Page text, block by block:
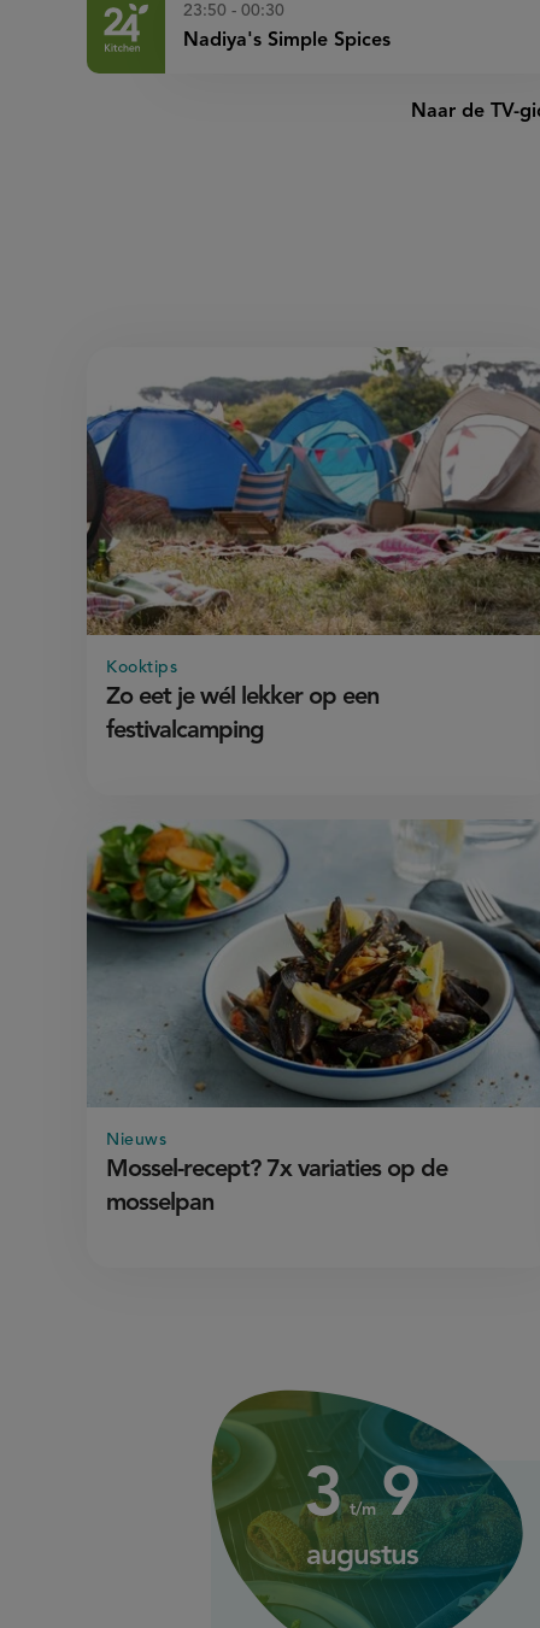
23:50 - 00:30
Nadiya's Simple Spices
Naar de TV-
Zo eet je wél lekker op een
festivalcamping
Kooktips
Mossel-recept? 7x variaties op de
mosselpan
Nieuws
augustus
up
to
augustus
3 t/m 9
augustus